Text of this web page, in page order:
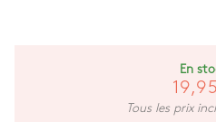
En
Tous les prix